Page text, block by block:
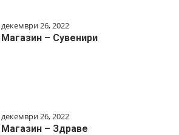
декември 26, 2022
Магазин – Сувенири
декември 26, 2022
Магазин – Здраве